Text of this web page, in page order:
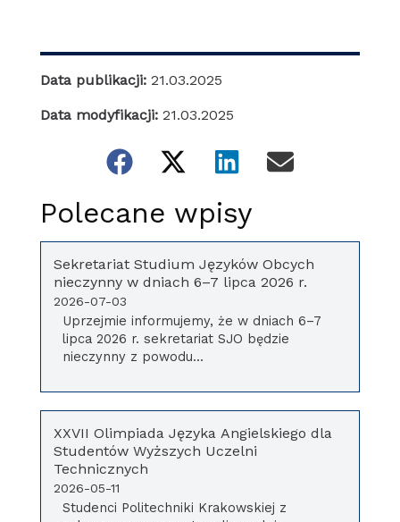
Data publikacji: 21.03.2025
Data modyfikacji: 21.03.2025
Polecane wpisy
Sekretariat Studium Języków Obcych
nieczynny w dniach 6–7 lipca 2026 r.
2026-07-03
Uprzejmie informujemy, że w dniach 6–7
lipca 2026 r. sekretariat SJO będzie
nieczynny z powodu...
XXVII Olimpiada Języka Angielskiego dla
Studentów Wyższych Uczelni
Technicznych
2026-05-11
Studenci Politechniki Krakowskiej z